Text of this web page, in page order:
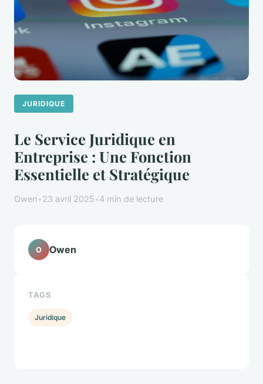
JURIDIQUE
Le Service Juridique en
Entreprise : Une Fonction
Essentielle et Stratégique
Owen•23 avril 2025•4 min de lecture
O Owen
TAGS
Juridique